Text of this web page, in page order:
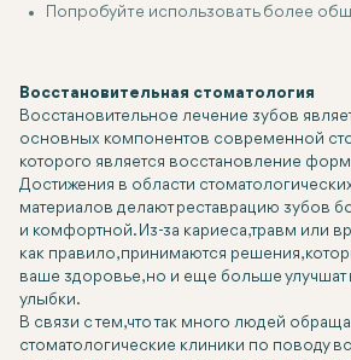
Попробуйте использовать более
Восстановительная стоматология
Восстановительное лечение зубов
основных компонентов современной
которого является восстановление
Достижения в области
материалов делают реставрацию зубов
и комфортной. Из-за кариеса, травм или
как правило, принимаются решения,
ваше здоровье, но и еще больше
улыбки.
В связи с тем, что так много людей
стоматологические клиники по поводу